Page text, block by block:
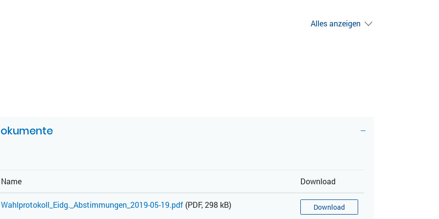
Alles anzeigen
Name Download
Wahlprotokoll_Eidg._Abstimmungen_2019-05-19.pdf (PDF, 298 kB) Download